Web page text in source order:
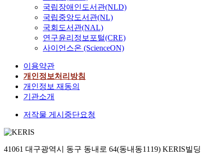
국립장애인도서관(NLD)
국립중앙도서관(NL)
국회도서관(NAL)
연구윤리정보포털(CRE)
사이언스온 (ScienceON)
이용약관
개인정보처리방침
개인정보 재동의
기관소개
저작물 게시중단요청
41061 대구광역시 동구 동내로 64(동내동1119) KERIS빌딩